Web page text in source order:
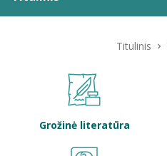
Titulinis
Grožinė literatūra